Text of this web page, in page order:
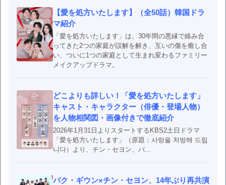
【愛を処方いたします】（全50話）韓国ドラ
マ紹介
「愛を処方いたします」は、30年間の悪縁で絡み合
ってきた2つの家庭が誤解を解き、互いの傷を癒し合
い、ついに1つの家庭として生まれ変わるファミリー
メイクアップドラマ。
どこよりも詳しい！「愛を処方いたします」
キャスト・キャラクター（俳優・登場人物）
を人物相関図・画像付きで徹底紹介
2026年1月31日よりスタートするKBS2土日ドラマ
「愛を処方いたします」（原題：사랑을 처방해 드립
니다）より、チン・セヨン、パ...
パク・ギウン×チン・セヨン、14年ぶり再共演